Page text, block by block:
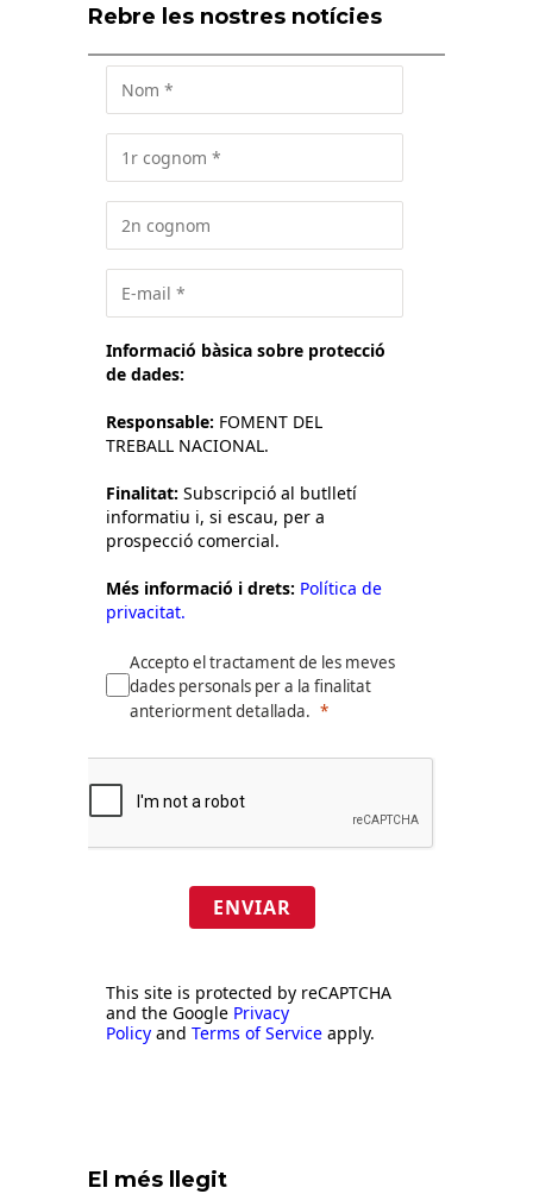
Rebre les nostres notícies
Informació bàsica sobre protecció
de dades:
Responsable: FOMENT DEL
TREBALL NACIONAL.
Finalitat: Subscripció al butlletí
informatiu i, si escau, per a
prospecció comercial.
Més informació i drets: Política de
privacitat.
Accepto el tractament de les meves
dades personals per a la finalitat
anteriorment detallada.
ENVIAR
This site is protected by reCAPTCHA
and the Google Privacy
Policy and Terms of Service apply.
El més llegit